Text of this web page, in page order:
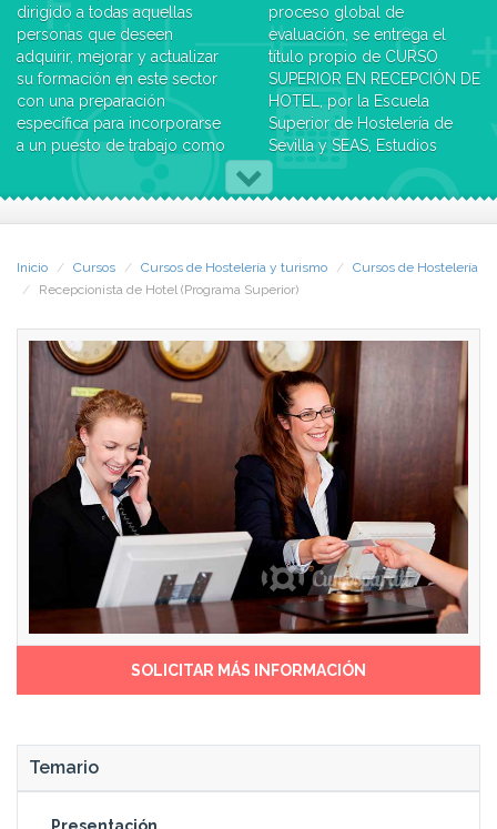
dirigido a todas aquellas
personas que deseen
adquirir, mejorar y actualizar
su formación en este sector
con una preparación
específica para incorporarse
a un puesto de trabajo como
jefe de recepción,
recepcionista, revenue,
proceso global de
evaluación, se entrega el
título propio de CURSO
SUPERIOR EN RECEPCIÓN DE
HOTEL, por la Escuela
Superior de Hostelería de
Sevilla y SEAS, Estudios
Superiores Abiertos, en el
que se indican los
Inicio Cursos Cursos de Hostelería y turismo
Cursos de Hostelería
Recepcionista de Hotel (Programa Superior)
SOLICITAR MÁS INFORMACIÓN
Temario